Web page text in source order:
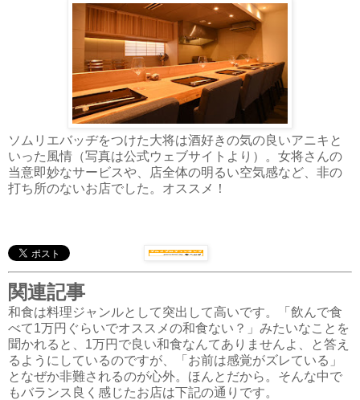
ソムリエバッヂをつけた大将は酒好きの気の良いアニキと
いった風情（写真は公式ウェブサイトより）。女将さんの
当意即妙なサービスや、店全体の明るい空気感など、非の
打ち所のないお店でした。オススメ！
関連記事
和食は料理ジャンルとして突出して高いです。「飲んで食
べて1万円ぐらいでオススメの和食ない？」みたいなことを
聞かれると、1万円で良い和食なんてありませんよ、と答え
るようにしているのですが、「お前は感覚がズレている」
となぜか非難されるのが心外。ほんとだから。そんな中で
もバランス良く感じたお店は下記の通りです。